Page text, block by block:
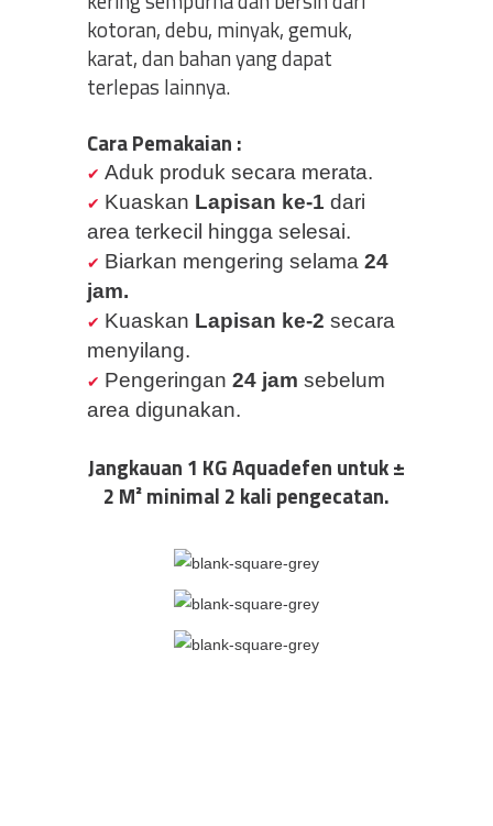
kotoran, debu, minyak, gemuk,
karat, dan bahan yang dapat
terlepas lainnya.
Cara Pemakaian :
Aduk produk secara merata.
Kuaskan Lapisan ke-1 dari
area terkecil hingga selesai.
Biarkan mengering selama 24
jam.
Kuaskan Lapisan ke-2 secara
menyilang.
Pengeringan 24 jam sebelum
area digunakan.
Jangkauan 1 KG Aquadefen untuk ±
2 M² minimal 2 kali pengecatan.